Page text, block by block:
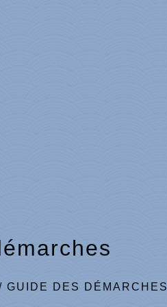
GUIDE DES DÉMARCHES